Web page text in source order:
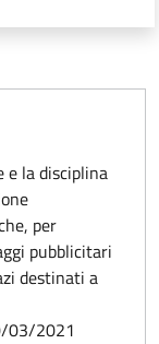
e la disciplina
per
pubblicitari
destinati a
03/2021